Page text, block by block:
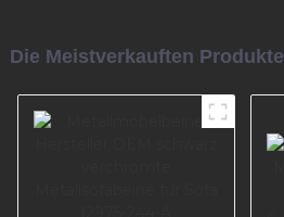
Die Meistverkauften Produkte